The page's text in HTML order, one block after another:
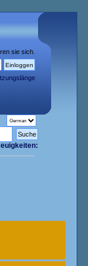
sie sich.